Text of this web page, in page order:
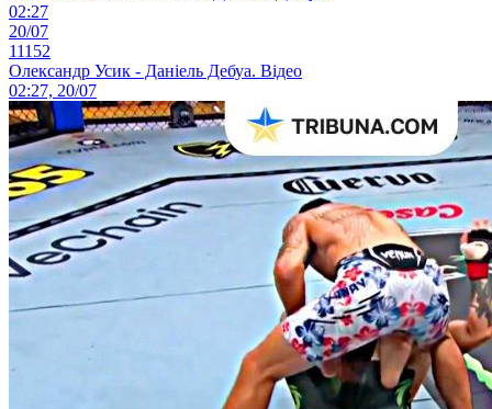
02:27
20/07
11152
Олександр Усик - Даніель Дебуа. Відео
02:27, 20/07